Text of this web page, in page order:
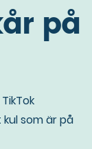
på
som är på